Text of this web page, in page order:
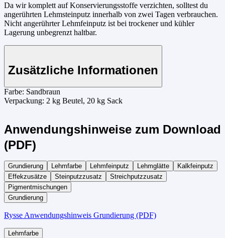
Da wir komplett auf Konservierungsstoffe verzichten, solltest du
angerührten Lehmsteinputz innerhalb von zwei Tagen verbrauchen.
Nicht angerührter Lehmfeinputz ist bei trockener und kühler
Lagerung unbegrenzt haltbar.
Zusätzliche Informationen
Farbe: Sandbraun
Verpackung: 2 kg Beutel, 20 kg Sack
Anwendungshinweise zum Download
(PDF)
Grundierung Lehmfarbe Lehmfeinputz Lehmglätte
Kalkfeinputz
Effekzusätze
Steinputzzusatz
Streichputzzusatz
Pigmentmischungen
Grundierung
Rysse Anwendungshinweis Grundierung (PDF)
Lehmfarbe